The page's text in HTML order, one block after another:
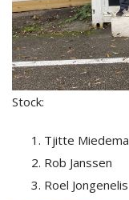
Stock:
Tjitte Miedema
Rob Janssen
Roel Jongenelis